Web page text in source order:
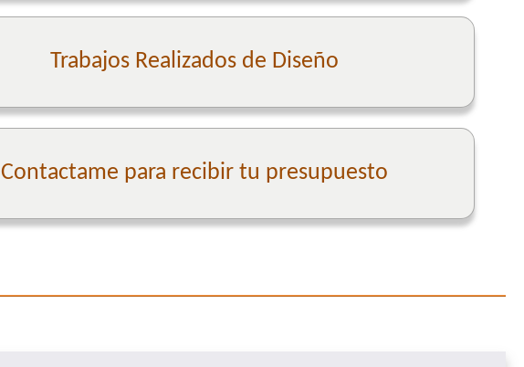
Trabajos Realizados de Diseño
Contactame para recibir tu presupuesto